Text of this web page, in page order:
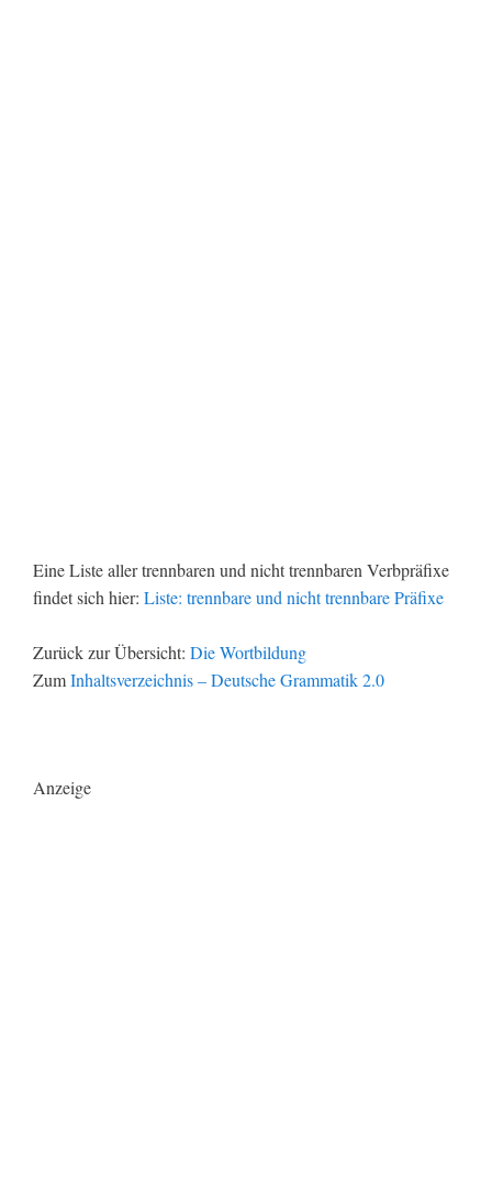
Eine Liste aller trennbaren und nicht trennbaren Verbpräfixe
findet sich hier: Liste: trennbare und nicht trennbare Präfixe
Zurück zur Übersicht: Die Wortbildung
ZumInhaltsverzeichnis – Deutsche Grammatik 2.0
Anzeige